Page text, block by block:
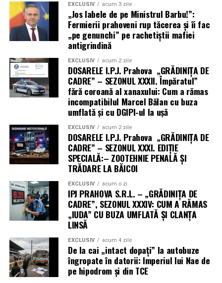
EXCLUSIV acum 3 zile
„Jos labele de pe Ministrul Barbu!”:
Fermierii prahoveni rup tăcerea și îi fac
„pe genunchi” pe rachetiștii mafiei
antigrindină
EXCLUSIV acum 2 zile
DOSARELE I.P.J. Prahova „GRĂDINIȚA DE
CADRE” – SEZONUL XXXII. Împăratul”
fără coroană al xanaxului: Cum a rămas
incompatibilul Marcel Bălan cu buza
umflată și cu DGIPI-ul la ușă
EXCLUSIV acum 2 zile
DOSARELE I.P.J. Prahova „GRĂDINIȚA DE
CADRE” – SEZONUL XXXI. EDIȚIE
SPECIALĂ:– ZOOTEHNIE PENALĂ ȘI
TRĂDARE LA BĂICOI
EXCLUSIV acum o zi
IPJ PRAHOVA S.R.L. – „GRĂDINIȚA DE
CADRE”, SEZONUL XXXIV: CUM A RĂMAS
„IUDA” CU BUZA UMFLATĂ ȘI CLANȚA
LINSĂ
EXCLUSIV acum 4 zile
De la cai „intact dopați” la autobuze
îngropate în datorii: Imperiul lui Nae de
pe hipodrom și din TCE